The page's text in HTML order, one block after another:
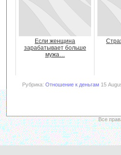
Если женщина
зарабатывает больше
мужа…
Рубрика: Отношение к деньгам 15
Все